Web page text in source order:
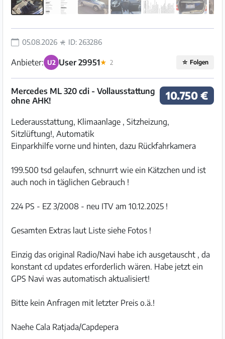
05.08.2026 ID: 263286
Anbieter: U2 User 29951★ 2 ☆ Folgen
10.750 €
Mercedes ML 320 cdi - Vollausstattung
ohne AHK!
Lederausstattung, Klimaanlage , Sitzheizung,
Sitzlüftung!, Automatik
Einparkhilfe vorne und hinten, dazu Rückfahrkamera
199.500 tsd gelaufen, schnurrt wie ein Kätzchen und ist
auch noch in täglichen Gebrauch !
224 PS - EZ 3/2008 - neu ITV am 10.12.2025 !
Gesamten Extras laut Liste siehe Fotos !
Einzig das original Radio/Navi habe ich ausgetauscht , da
konstant cd updates erforderlich wären. Habe jetzt ein
GPS Navi was automatisch aktualisiert!
Bitte kein Anfragen mit letzter Preis o.ä.!
Naehe Cala Ratjada/Capdepera